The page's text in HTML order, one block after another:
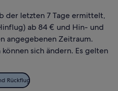
der letzten 7 Tage ermittelt,
ab 84 € und Hin- und
angegebenen Zeitraum.
sich ändern. Es gelten
Rückflug